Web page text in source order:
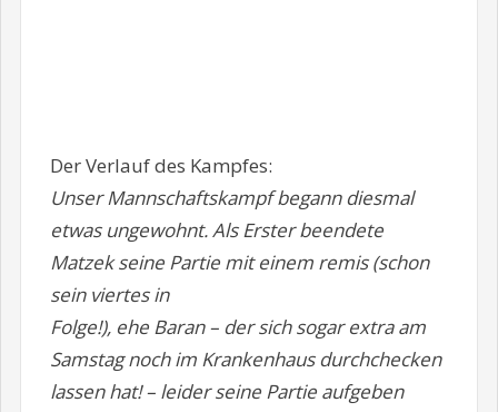
Der Verlauf des Kampfes:
Unser Mannschaftskampf begann diesmal
etwas ungewohnt. Als Erster beendete
Matzek seine Partie mit einem remis (schon
sein viertes in
Folge!), ehe Baran – der sich sogar extra am
Samstag noch im Krankenhaus durchchecken
lassen hat! – leider seine Partie aufgeben